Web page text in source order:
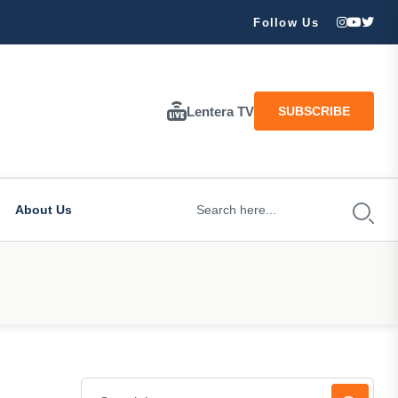
Banjir dan Longsor Landa Wilayah Trenggalek: Pohon
Follow Us
Lentera TV SUBSCRIBE
About Us